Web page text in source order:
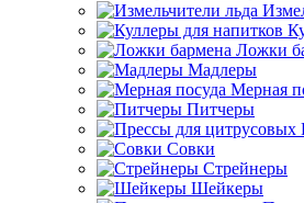
Ложки
Мадлеры
Мерная
Питчеры
Совки
Стрейнеры
Шейкеры